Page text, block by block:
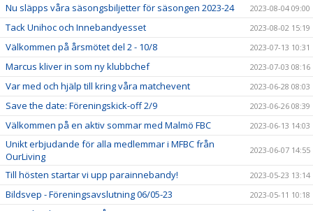
Nu släpps våra säsongsbiljetter för säsongen 2023-24 2023-08-04 09:00
Tack Unihoc och Innebandyesset 2023-08-02 15:19
Välkommen på årsmötet del 2 - 10/8 2023-07-13 10:31
Marcus kliver in som ny klubbchef 2023-07-03 08:16
Var med och hjälp till kring våra matchevent 2023-06-28 08:03
Save the date: Föreningskick-off 2/9 2023-06-26 08:39
Välkommen på en aktiv sommar med Malmö FBC 2023-06-13 14:03
Unikt erbjudande för alla medlemmar i MFBC från
OurLiving
2023-06-07 14:55
Till hösten startar vi upp parainnebandy! 2023-05-23 13:14
Bildsvep - Föreningsavslutning 06/05-23 2023-05-11 10:18